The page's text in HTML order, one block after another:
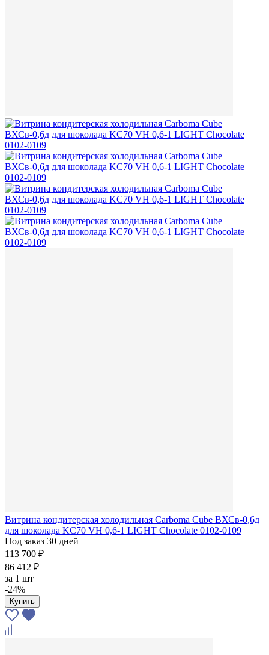
Витрина кондитерская холодильная Carboma Cube ВХСв-0,6д
для шоколада KC70 VH 0,6-1 LIGHT Chocolate 0102-0109
Под заказ 30 дней
113 700 ₽
86 412 ₽
за 1 шт
-24%
Купить